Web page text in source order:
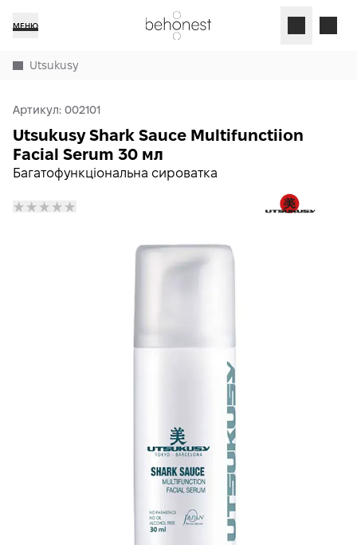
МЕНЮ
Utsukusy
Артикул: 002101
Багатофункціональна сироватка
Utsukusy Shark Sauce Multifunctiion
Facial Serum 30 мл